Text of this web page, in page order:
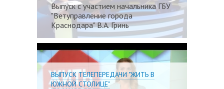
Выпуск с участием начальника ГБУ
"Ветуправление города
Краснодара" В.А. Гринь
ВЫПУСК ТЕЛЕПЕРЕДАЧИ "ЖИТЬ В
ЮЖНОЙ СТОЛИЦЕ"